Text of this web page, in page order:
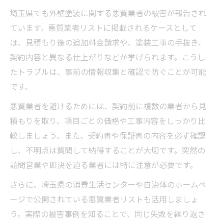
埼玉県でも外壁塗装に関する悪質業者の被害が報告され
ています。悪質業者リストに掲載されるケースとして
は、見積もり後の追加料金請求や、塗装工事の手抜き、
契約内容と異なる仕上がりなどが挙げられます。こうし
たトラブルは、事前の情報収集と確認で防ぐことが可能
です。
悪質業者を避けるためには、契約前に複数の業者から見
積もりを取り、項目ごとの価格や工事内容をしっかり比
較しましょう。また、契約書や保証書の内容を必ず確認
し、不明点は質問して納得することが大切です。突然の
訪問営業や即決を迫る業者には特に注意が必要です。
さらに、埼玉県の消費生活センターや自治体のホームペ
ージで公開されている悪質業者リストも活用しましょ
う。実際の被害事例を知ることで、同じ失敗を繰り返さ